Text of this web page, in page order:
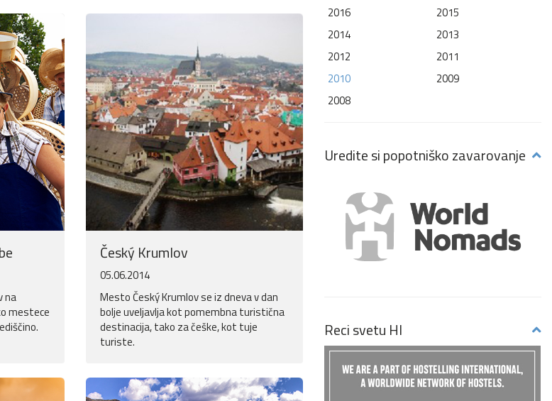
na
mestece
Český Krumlov
05.06.2014
Mesto Český Krumlov se iz dneva v dan
bolje uveljavlja kot pomembna turistična
destinacija, tako za češke, kot tuje
turiste.
2016
2015
2014
2013
2012
2011
2010
2009
2008
Uredite si popotniško zavarovanje
Reci svetu HI